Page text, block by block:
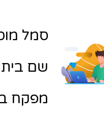
סמל מוסד:
שם בית
מפקח